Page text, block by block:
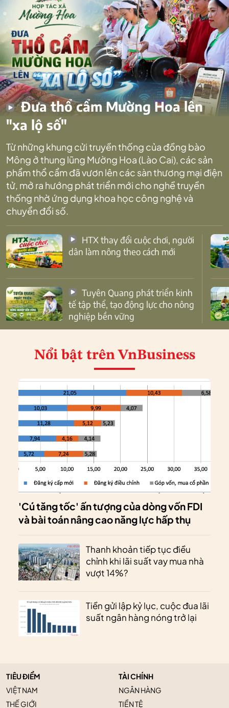
Đưa thổ cẩm Mường Hoa lên
"xa lộ số"
Từ những khung cửi truyền thống của đồng bào
Mông ở thung lũng Mường Hoa (Lào Cai), các sản
phẩm thổ cẩm đã vươn lên các sàn thương mại điện
tử, mở ra hướng phát triển mới cho nghề truyền
thống nhờ ứng dụng khoa học công nghệ và
chuyển đổi số.
dân làm nông theo cách mới
tế tập thể, tạo động lực cho nông
nghiệp bền vững
Nổi bật trên VnBusiness
'Cú tăng tốc' ấn tượng của dòng vốn FDI
và bài toán nâng cao năng lực hấp thụ
Thanh khoản tiếp tục điều
chỉnh khi lãi suất vay mua nhà
vượt 14%?
Tiền gửi lập kỷ lục, cuộc đua lãi
suất ngân hàng nóng trở lại
TIÊU ĐIỂM
VIỆT NAM
THẾ GIỚI
TÀI CHÍNH
NGÂN HÀNG
TIỀN TỆ